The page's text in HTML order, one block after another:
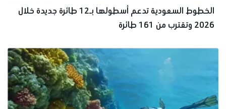
الخطوط السعودية تدعم أسطولها بـ12 طائرة جديدة خلال
2026 وتقترب من 161 طائرة